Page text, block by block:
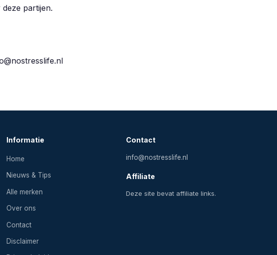
partijen.
Informatie
Home
Nieuws & Tips
Alle merken
Over ons
Contact
Disclaimer
Contact
info@nostresslife.nl
Affiliate
Deze site bevat affiliate links.